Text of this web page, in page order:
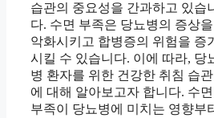
습관의 중요성을 간과하고 있습
다. 수면 부족은 당뇨병의 증상을
악화시키고 합병증의 위험을 증
시킬 수 있습니다. 이에 따라, 당
병 환자를 위한 건강한 취침 습관
에 대해 알아보고자 합니다. 수면
부족이 당뇨병에 미치는 영향부